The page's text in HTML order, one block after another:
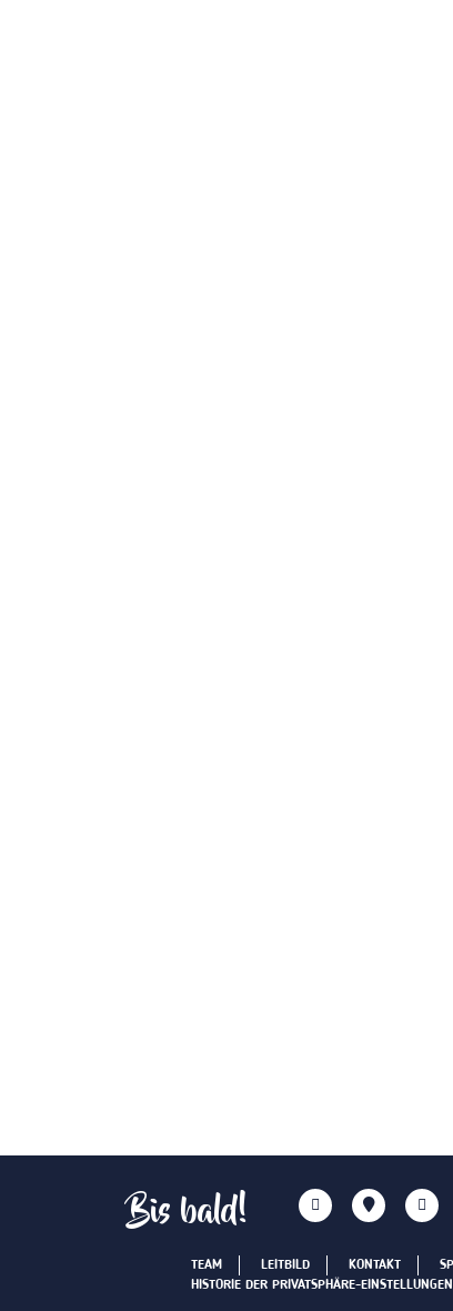
Bis bald!
TEAM LEITBILD KONTAKT
HISTORIE DER PRIVATSPHÄRE-EINSTELLUNGEN